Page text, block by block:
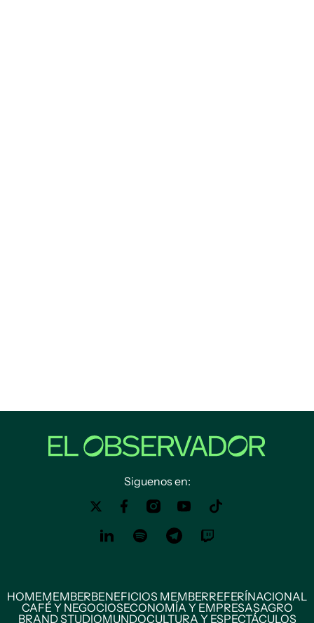
Siguenos en:
HOMEMEMBERBENEFICIOS MEMBERREFERÍNACIONAL
CAFÉ Y NEGOCIOSECONOMÍA Y EMPRESASAGRO
BRAND STUDIOMUNDOCULTURA Y ESPECTÁCULOS